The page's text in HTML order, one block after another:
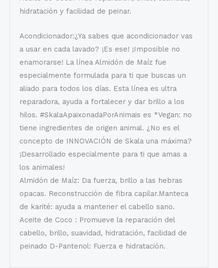
hidratación y facilidad de peinar.
Acondicionador:¿Ya sabes que acondicionador vas
a usar en cada lavado? ¡Es ese! ¡Imposible no
enamorarse! La línea Almidón de Maíz fue
especialmente formulada para ti que buscas un
aliado para todos los días. Esta línea es ultra
reparadora, ayuda a fortalecer y dar brillo a los
hilos. #SkalaApaixonadaPorAnimais es *Vegan: no
tiene ingredientes de origen animal. ¿No es el
concepto de INNOVACIÓN de Skala una máxima?
¡Desarrollado especialmente para ti que amas a
los animales!
Almidón de Maíz: Da fuerza, brillo a las hebras
opacas. Reconstrucción de fibra capilar.Manteca
de karité: ayuda a mantener el cabello sano.
Aceite de Coco : Promueve la reparación del
cabello, brillo, suavidad, hidratación, facilidad de
peinado D-Pantenol: Fuerza e hidratación.